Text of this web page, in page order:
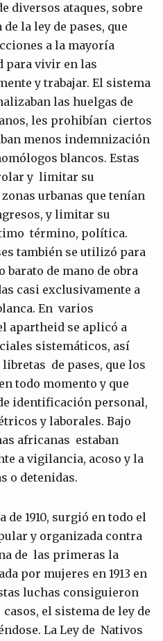
diversos ataques, sobre
la ley de pases, que
a la mayoría
para vivir en las
y trabajar. El sistema
las huelgas de
les prohibían ciertos
menos indemnización
blancos. Estas
y limitar su
urbanas que tenían
y limitar su
término, política.
también se utilizó para
de mano de obra
casi exclusivamente a
En varios
apartheid se aplicó a
sistemáticos, así
de pases, que los
todo momento y que
identificación personal,
y laborales. Bajo
africanas estaban
a vigilancia, acoso y la
o detenidas.
de 1910, surgió en todo el
y organizada contra
de las primeras la
por mujeres en 1913 en
luchas consiguieron
el sistema de ley de
La Ley de Nativos